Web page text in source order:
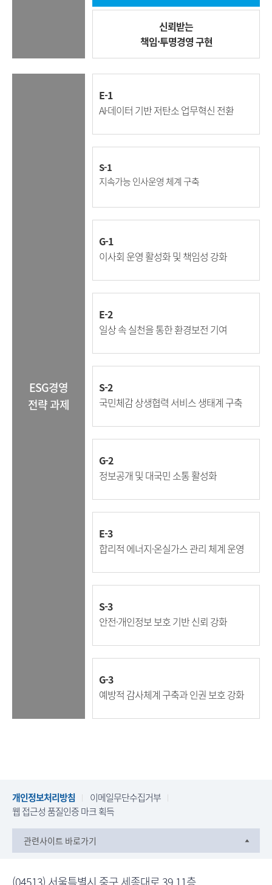
신뢰받는
책임·투명경영 구현
ESG경영
전략 과제
E-1
AI·데이터 기반 저탄소 업무혁신 전환
S-1
지속가능 인사운영 체계 구축
G-1
이사회 운영 활성화 및 책임성 강화
E-2
일상 속 실천을 통한 환경보전 기여
S-2
국민체감 상생협력 서비스 생태계 구축
G-2
정보공개 및 대국민 소통 활성화
E-3
합리적 에너지·온실가스 관리 체계 운영
S-3
안전·개인정보 보호 기반 신뢰 강화
G-3
예방적 감사체계 구축과 인권 보호 강화
개인정보처리방침
이메일무단수집거부
웹 접근성 품질인증 마크 획득
관련사이트 바로가기
(04513) 서울특별시 중구 세종대로 39 11층